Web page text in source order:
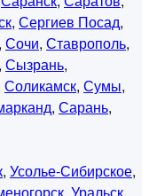
, Сергиев Посад,
, Сочи, Ставрополь,
, Сызрань,
Соликамск, Сумы,
, Сарань,
, Усолье-Сибирское,